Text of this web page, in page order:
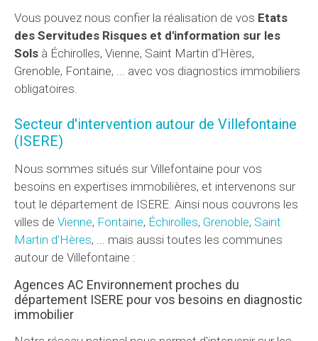
Vous pouvez nous confier la réalisation de vos Etats
des Servitudes Risques et d'information sur les
Sols à Échirolles, Vienne, Saint Martin d'Hères,
Grenoble, Fontaine, ... avec vos diagnostics immobiliers
obligatoires.
Secteur d'intervention autour de Villefontaine
(ISERE)
Nous sommes situés sur Villefontaine pour vos
besoins en expertises immobilières, et intervenons sur
tout le département de ISERE. Ainsi nous couvrons les
villes de Vienne, Fontaine, Échirolles, Grenoble, Saint
Martin d'Hères, ... mais aussi toutes les communes
autour de Villefontaine :
Agences AC Environnement proches du
département ISERE pour vos besoins en diagnostic
immobilier